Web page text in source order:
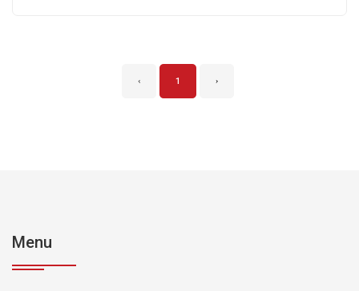
‹ 1 ›
Menu